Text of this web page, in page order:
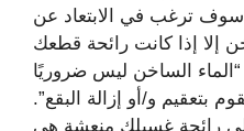
سوف ترغب في الابتعاد عن
إلا إذا كانت رائحة قطعك
الساخن ليس ضروريًا
بتعقيم و/أو إزالة البقع”.
رائحة غسيلك منعشة هي